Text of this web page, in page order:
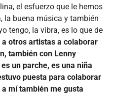
el esfuerzo que le hemos
la buena música y también
tengo, la vibra, es lo que de
otros artistas a colaborar
también con Lenny
un parche, es una niña
puesta para colaborar
mí también me gusta